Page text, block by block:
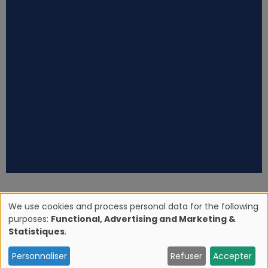
U
s
We use cookies and process personal data for the following
purposes: Functional, Advertising and Marketing &
Statistiques.
Personnaliser Refuser Accepter